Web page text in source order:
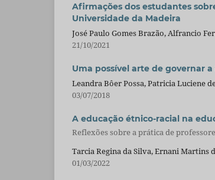
Afirmações dos estudantes
Universidade da Madeira
José Paulo Gomes Brazão, Alfrancio
21/10/2021
Uma possível arte de governar
Leandra Bôer Possa, Patricia Luciene
03/07/2018
A educação étnico-racial na
Reflexões sobre a prática de
Tarcia Regina da Silva, Ernani Martins
01/03/2022